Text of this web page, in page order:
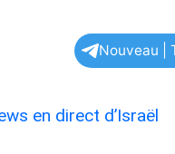
Nouveau |
en direct d’Israël